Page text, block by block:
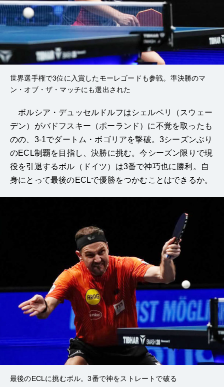
世界選手権で3位に入賞したモーレゴードも参戦。準決勝のマ
ン・オブ・ザ・マッチにも選出された
ボルシア・デュッセルドルフはシェルベリ（スウェー
デン）がバドフスキー（ポーランド）に不覚を取ったも
のの、3-1でダートム・ボゴリアを撃破。3シーズンぶり
のECL制覇を目指し、決勝に挑む。今シーズン限りで現
役を引退するボル（ドイツ）は3番で神巧也に勝利。自
身にとって最後のECLで優勝をつかむことはできるか。
最後のECLに挑むボル。3番で神をストレートで破る